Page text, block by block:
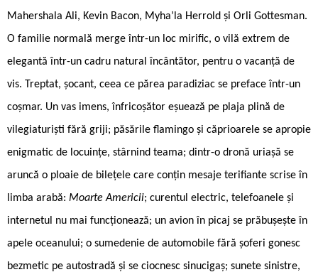
Mahershala Ali, Kevin Bacon, Myha’la Herrold și Orli Gottesman.
O familie normală merge într-un loc mirific, o vilă extrem de
elegantă într-un cadru natural încântător, pentru o vacanță de
vis. Treptat, șocant, ceea ce părea paradiziac se preface într-un
coșmar. Un vas imens, înfricoșător eșuează pe plaja plină de
vilegiaturiști fără griji; păsările flamingo și căprioarele se apropie
enigmatic de locuințe, stârnind teama; dintr-o dronă uriașă se
aruncă o ploaie de bilețele care conțin mesaje terifiante scrise în
limba arabă: Moarte Americii; curentul electric, telefoanele și
internetul nu mai funcționează; un avion în picaj se prăbușește în
apele oceanului; o sumedenie de automobile fără șoferi gonesc
bezmetic pe autostradă și se ciocnesc sinucigaș; sunete sinistre,